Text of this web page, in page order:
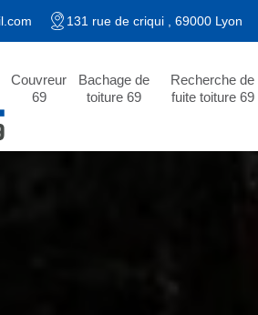
131 rue de criqui , 69000 Lyon
Couvreur
69
Bachage de
toiture 69
Recherche de
fuite toiture 69